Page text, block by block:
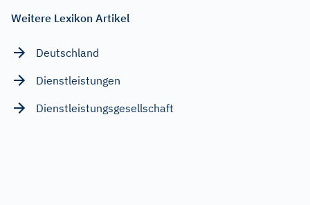
Weitere Lexikon Artikel
Deutschland
Dienstleistungen
Dienstleistungsgesellschaft